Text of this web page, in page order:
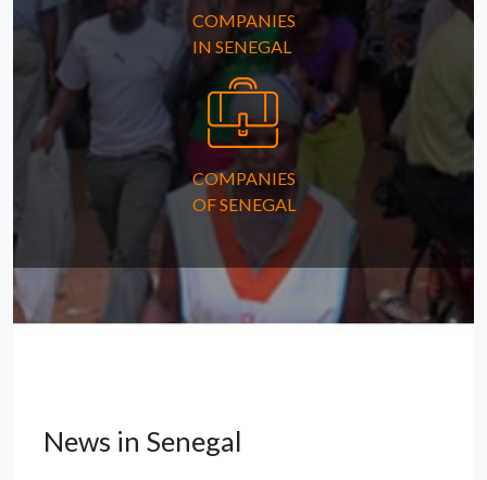
COMPANIES
IN SENEGAL
COMPANIES
OF SENEGAL
News in Senegal